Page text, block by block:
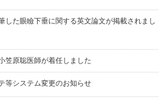
した眼瞼下垂に関する英文論文が掲載されまし
笠原聡医師が着任しました
等システム変更のお知らせ